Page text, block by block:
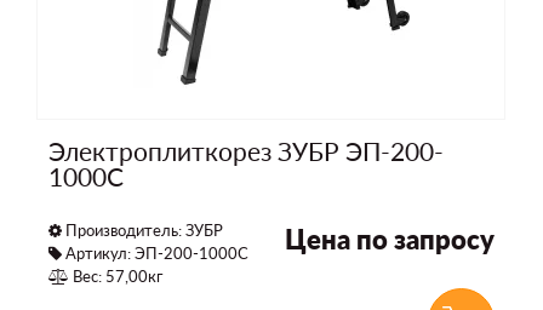
Электроплиткорез ЗУБР ЭП-200-
1000С
Производитель:ЗУБР
Артикул: ЭП-200-1000С
Вес: 57,00кг
Цена по запросу